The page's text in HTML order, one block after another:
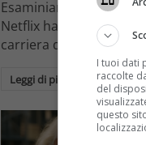
Esaminiamo come la
Netflix ha trasformato la
carriera da attrice
Leggi di più
I tuoi dati
raccolte
del
questo